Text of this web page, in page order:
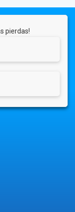
pierdas!